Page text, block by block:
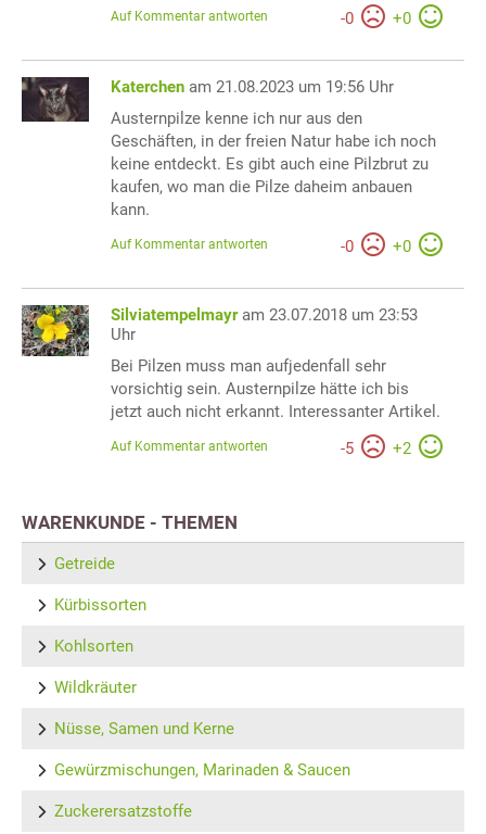
-0 +0
Auf Kommentar antworten
Katerchen am 21.08.2023 um 19:56 Uhr
Austernpilze kenne ich nur aus den
Geschäften, in der freien Natur habe ich noch
keine entdeckt. Es gibt auch eine Pilzbrut zu
kaufen, wo man die Pilze daheim anbauen
kann.
-0 +0
Auf Kommentar antworten
Silviatempelmayr am 23.07.2018 um 23:53
Uhr
Bei Pilzen muss man aufjedenfall sehr
vorsichtig sein. Austernpilze hätte ich bis
jetzt auch nicht erkannt. Interessanter Artikel.
-5 +2
Auf Kommentar antworten
WARENKUNDE - THEMEN
Getreide
Kürbissorten
Kohlsorten
Wildkräuter
Nüsse, Samen und Kerne
Gewürzmischungen, Marinaden & Saucen
Zuckerersatzstoffe